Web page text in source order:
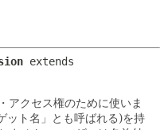
アクセス権のために使いま
ト名」とも呼ばれる)を持